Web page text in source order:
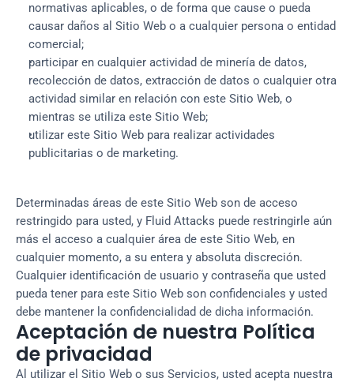
normativas aplicables, o de forma que cause o pueda
causar daños al Sitio Web o a cualquier persona o entidad
comercial;
participar en cualquier actividad de minería de datos,
recolección de datos, extracción de datos o cualquier otra
actividad similar en relación con este Sitio Web, o
mientras se utiliza este Sitio Web;
utilizar este Sitio Web para realizar actividades
publicitarias o de marketing.
Determinadas áreas de este Sitio Web son de acceso
restringido para usted, y Fluid Attacks puede restringirle aún
más el acceso a cualquier área de este Sitio Web, en
cualquier momento, a su entera y absoluta discreción.
Cualquier identificación de usuario y contraseña que usted
pueda tener para este Sitio Web son confidenciales y usted
debe mantener la confidencialidad de dicha información.
Aceptación de nuestra Política
de privacidad
Al utilizar el Sitio Web o sus Servicios, usted acepta nuestra